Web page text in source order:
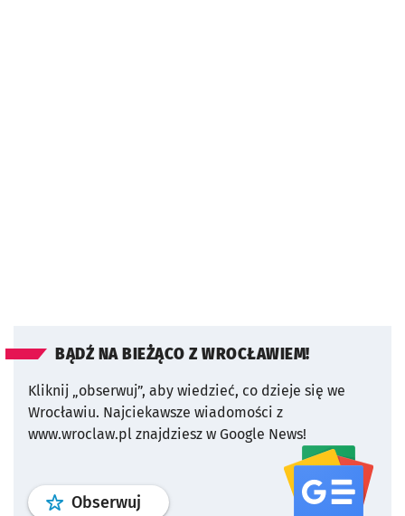
BĄDŹ NA BIEŻĄCO Z WROCŁAWIEM!
Kliknij „obserwuj”, aby wiedzieć, co dzieje się we
Wrocławiu. Najciekawsze wiadomości z
www.wroclaw.pl znajdziesz w Google News!
Obserwuj profil serwisu